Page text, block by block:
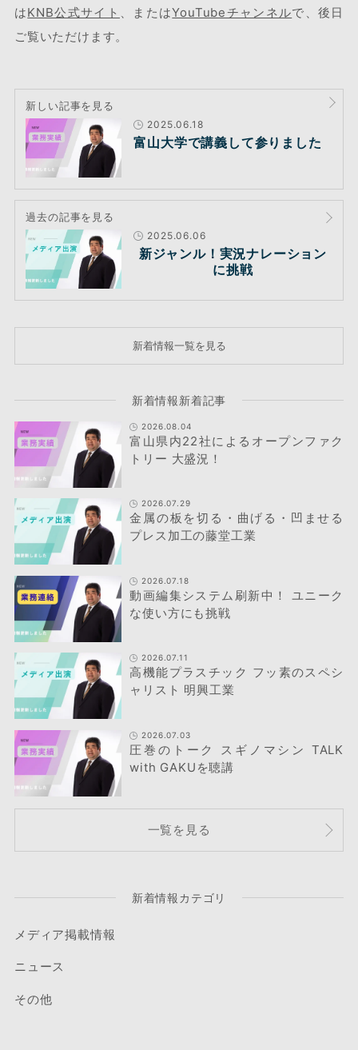
はKNB公式サイト 、またはYouTubeチャンネルで、後日
ご覧いただけます。
新しい記事を見る
2025.06.18
富山大学で講義して参りました
過去の記事を見る
2025.06.06
新ジャンル！実況ナレーション
に挑戦
新着情報一覧を見る
新着情報新着記事
2026.08.04
富山県内22社によるオープンファク
トリー 大盛況！
2026.07.29
金属の板を切る・曲げる・凹ませる
プレス加工の藤堂工業
2026.07.18
動画編集システム刷新中！ ユニーク
な使い方にも挑戦
2026.07.11
高機能プラスチック フッ素のスペシ
ャリスト 明興工業
2026.07.03
圧巻のトーク スギノマシン TALK
with GAKUを聴講
一覧を見る
新着情報カテゴリ
メディア掲載情報
ニュース
その他